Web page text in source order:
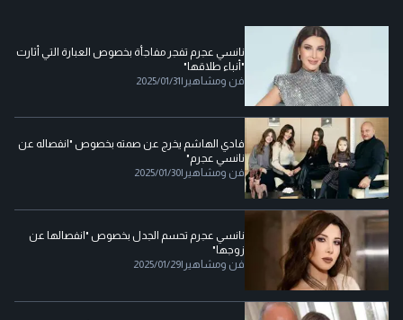
نانسي عجرم تفجر مفاجأة بخصوص العبارة التي أثارت
"أنباء طلاقها"
فن ومشاهير |
2025/01/31
فادي الهاشم يخرج عن صمته بخصوص "انفصاله عن
نانسي عجرم"
فن ومشاهير |
2025/01/30
نانسي عجرم تحسم الجدل بخصوص "انفصالها عن
زوجها"
فن ومشاهير |
2025/01/29